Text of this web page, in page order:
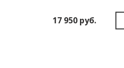
17 950 руб.